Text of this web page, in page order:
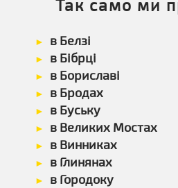
Так само ми
в Белзі
в Бібрці
в Бориславі
в Бродах
в Буську
в Великих Мостах
в Винниках
в Глинянах
в Городоку